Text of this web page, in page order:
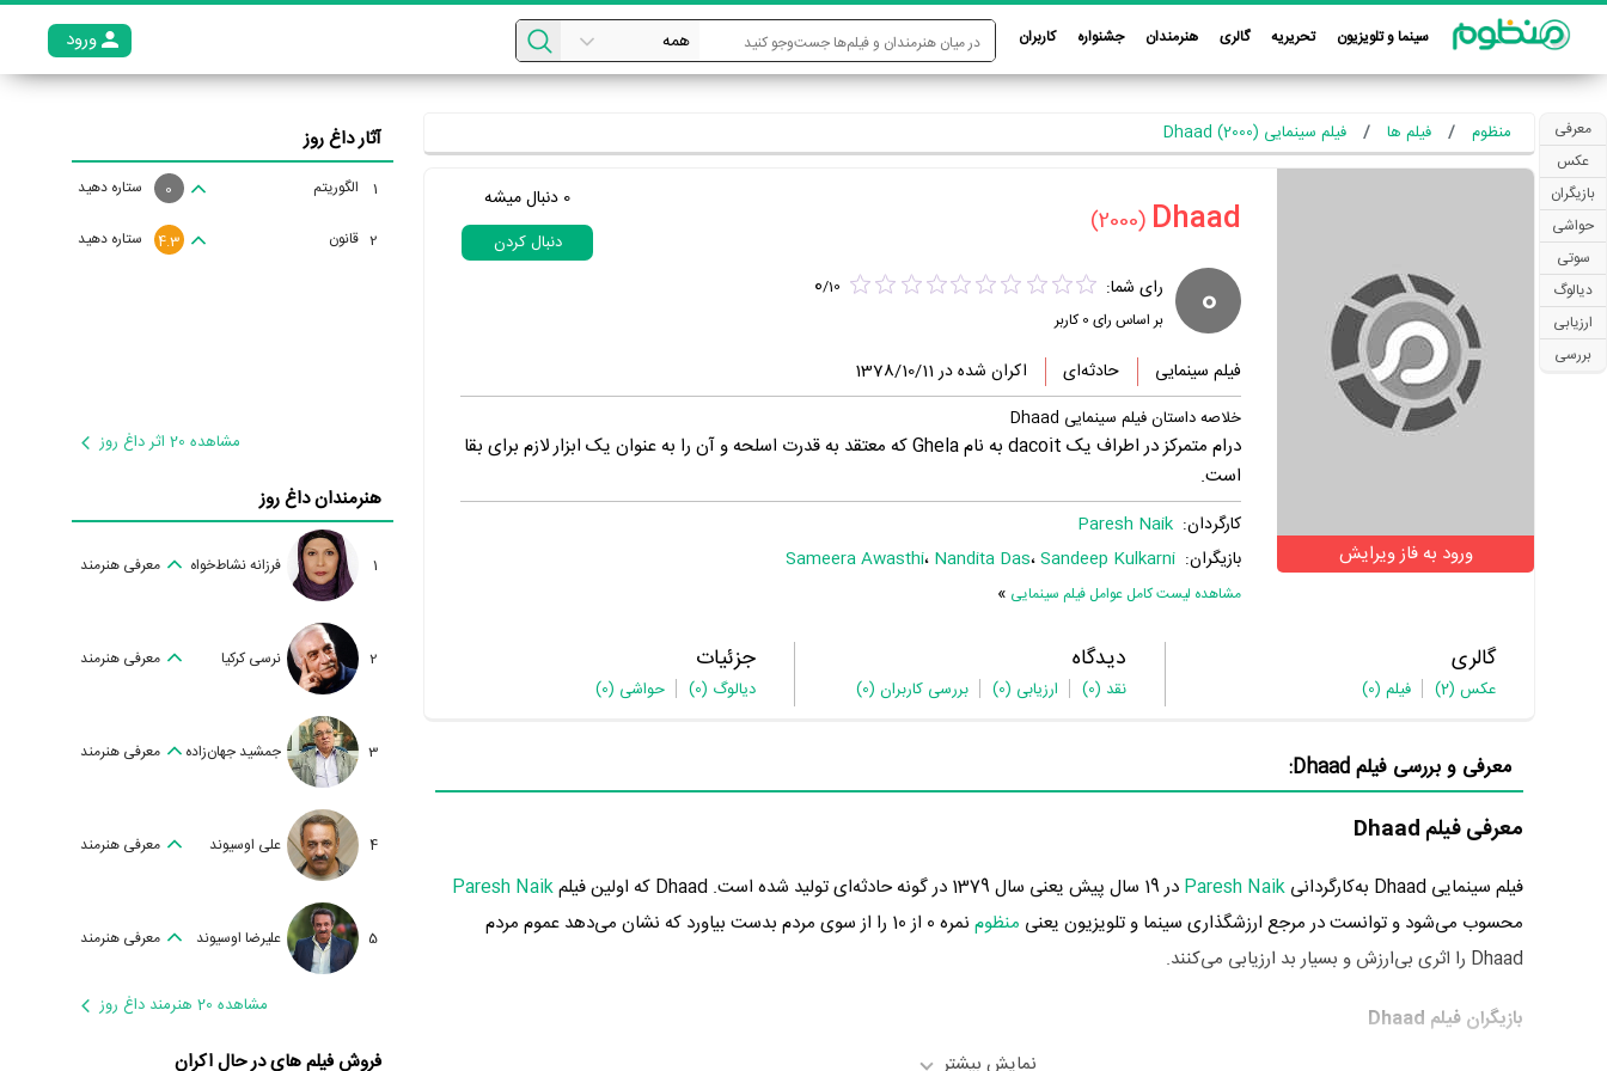
سینما و تلویزیون تحریریه گالری هنرمندان جشنواره کاربران ورود
معرفی
عکس
بازیگران
حواشی
سوتی
دیالوگ
ارزیابی
بررسی
منظوم فیلم ها فیلم سینمایی Dhaad (2000)
ورود به فاز ویرایش
(2000)
0 دنبال میشه
دنبال کردن
0 رای شما: 0/10
بر اساس رای 0کاربر
فیلم سینمایی حادثه‌ای اکران شده در 1378/10/11
خلاصه داستان فیلم سینمایی Dhaad
درام متمرکز در اطراف یک dacoit به نام Ghela که معتقد به قدرت اسلحه و آن را به عنوان یک ابزار لازم برای بقا
است.
کارگردان: Paresh Naik
بازیگران:
Sameera Awasthi، Nandita Das،Sandeep Kulkarni
مشاهده لیست کامل عوامل فیلم سینمایی »
گالری
عکس (2) فیلم (0)
دیدگاه
نقد (0) ارزیابی (0) بررسی کاربران (0)
جزئیات
دیالوگ (0) حواشی (0)
معرفی و بررسی فیلم Dhaad:
معرفی فیلم Dhaad
فیلم سینمایی Dhaad به‌کارگردانی Paresh Naik در 19 سال پیش یعنی سال 1379 در گونه حادثه‌ای تولید شده است. Dhaad که اولین فیلم
Paresh Naik
محسوب می‌شود و توانست در مرجع ارزشگذاری سینما و تلویزیون یعنی منظوم
نمره 0 از 10 را از سوی مردم بدست بیاورد که نشان می‌دهد عموم مردم
Dhaad را اثری بی‌ارزش و بسیار بد ارزیابی می‌کنند.
بازیگران فیلم Dhaad
نمایش بیشتر
آثار داغ روز
1 الگوریتم ستاره دهید 0
2 قانون ستاره دهید 4.3
مشاهده 20 اثر داغ روز
هنرمندان داغ روز
1 فرزانه نشاط‌خواه معرفی هنرمند
2 نرسی کرکیا معرفی هنرمند
3 جمشید جهان‌زاده معرفی هنرمند
4 علی اوسیوند معرفی هنرمند
5 علیرضا اوسیوند معرفی هنرمند
مشاهده 20 هنرمند داغ روز
فروش فیلم های در حال اکران